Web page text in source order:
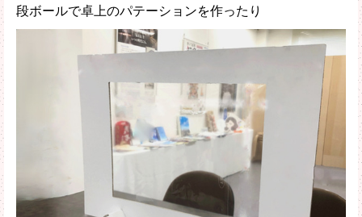
段ボールで卓上のパテーションを作ったり